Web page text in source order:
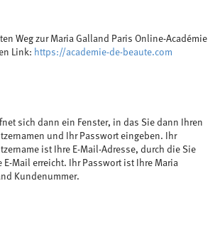
Weg zur Maria Galland Paris Online-Académie
Link: https://academie-de-beaute.com
sich dann ein Fenster, in das Sie dann Ihren
und Ihr Passwort eingeben. Ihr
ist Ihre E-Mail-Adresse, durch die Sie
E-Mail erreicht. Ihr Passwort ist Ihre Maria
Kundenummer.